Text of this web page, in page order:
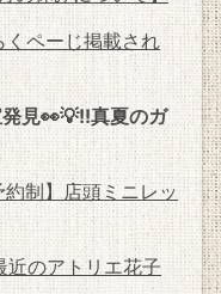
ペーじ掲載され
見👀💡!!真夏のガ
制】店頭ミニレッ
のアトリエ花子